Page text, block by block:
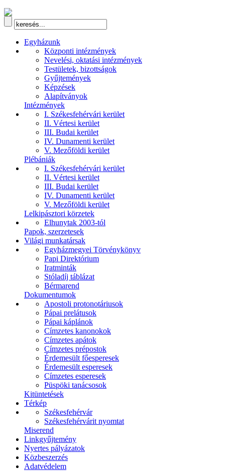
Egyházunk
Központi intézmények
Nevelési, oktatási intézmények
Testületek, bizottságok
Gyűjtemények
Képzések
Alapítványok
Intézmények
I. Székesfehérvári kerület
II. Vértesi kerület
III. Budai kerület
IV. Dunamenti kerület
V. Mezőföldi kerület
Plébániák
I. Székesfehérvári kerület
II. Vértesi kerület
III. Budai kerület
IV. Dunamenti kerület
V. Mezőföldi kerület
Lelkipásztori körzetek
Elhunytak 2003-tól
Papok, szerzetesek
Világi munkatársak
Egyházmegyei Törvénykönyv
Papi Direktórium
Iratminták
Stóladíj táblázat
Bérmarend
Dokumentumok
Apostoli protonotáriusok
Pápai prelátusok
Pápai káplánok
Címzetes kanonokok
Címzetes apátok
Címzetes prépostok
Érdemesült főesperesek
Érdemesült esperesek
Címzetes esperesek
Püspöki tanácsosok
Kitüntetések
Térkép
Székesfehérvár
Székesfehérvárit nyomtat
Miserend
Linkgyűjtemény
Nyertes pályázatok
Közbeszerzés
Adatvédelem